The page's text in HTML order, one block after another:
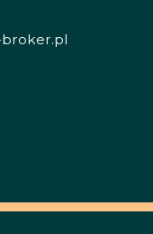
broker.pl